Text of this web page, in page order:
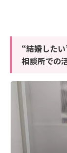
“結婚した
相談所での